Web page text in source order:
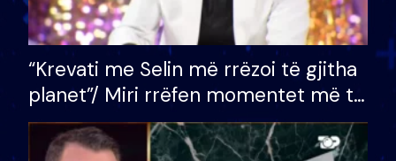
“Krevati me Selin më rrëzoi të gjitha
planet”/ Miri rrëfen momentet më të
bukura në shtëpinë e BB VIP: Do më
mungojë zilja e mëngjesit kur…